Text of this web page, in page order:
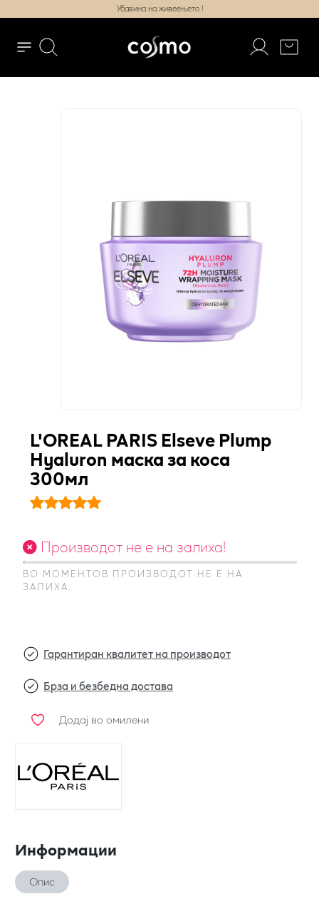
Убавина на живеењето !
L'OREAL PARIS Elseve Plump
Hyaluron маска за коса
300мл
Производот не е на залиха!
ВО МОМЕНТОВ ПРОИЗВОДОТ НЕ Е НА
ЗАЛИХА.
Гарантиран квалитет на производот
Брза и безбедна достава
Додај во омилени
Информации
Опис